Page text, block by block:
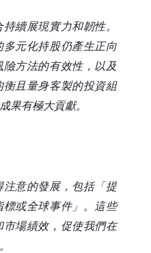
續展現實力和韌性。
元化持股仍產生正向
方法的有效性，以及
且量身客製的投資組
果有極大貢獻。
注意的發展，包括「提
或全球事件」。這些
場績效，促使我們在